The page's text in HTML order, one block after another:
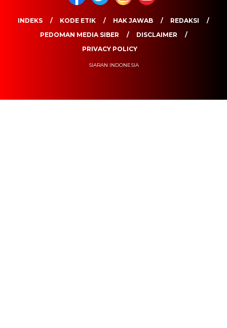
INDEKS KODE ETIK HAK JAWAB
REDAKSI
PEDOMAN MEDIA SIBER
DISCLAIMER
PRIVACY POLICY
SIARAN INDONESIA